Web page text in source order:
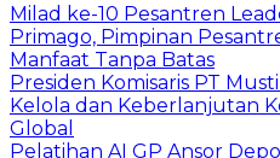
Milad ke-10 Pesantren
Primago, Pimpinan
Manfaat Tanpa Batas
Presiden Komisaris PT
Kelola dan Keberlanjutan
Global
Pelatihan AI GP Ansor